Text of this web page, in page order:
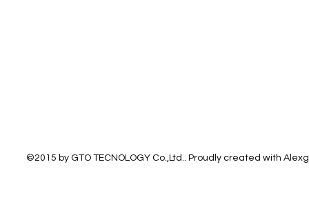
©2015 by GTO TECNOLOGY Co.,Ltd.. Proudly created with